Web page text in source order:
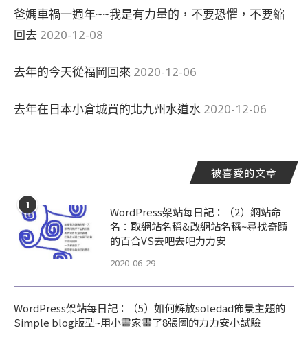
爸媽車禍一週年~~我是有力量的，不要恐懼，不要縮
回去 2020-12-08
去年的今天從福岡回來 2020-12-06
去年在日本小倉城買的北九州水道水 2020-12-06
被喜愛的文章
1
WordPress架站每日記：（2）網站命
名：取網站名稱&改網站名稱~尋找奇蹟
的百合VS去吧去吧力力安
2020-06-29
WordPress架站每日記：（5）如何解放soledad佈景主題的
Simple blog版型~用小畫家畫了8張圖的力力安小試驗